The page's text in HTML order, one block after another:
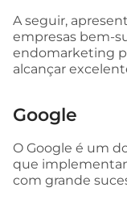
A seguir,
empresas bem-
endomarketing
alcançar
Google
O Google é um
que
com grande